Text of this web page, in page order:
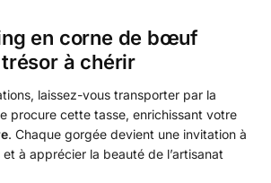
en corne de bœuf
à chérir
laissez-vous transporter par la
procure cette tasse, enrichissant votre
. Chaque gorgée devient une invitation à
à apprécier la beauté de l’artisanat